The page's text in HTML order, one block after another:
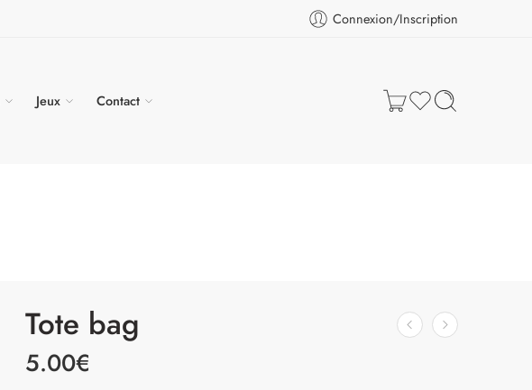
Connexion/Inscription
Jeux Contact
Tote bag
5.00€